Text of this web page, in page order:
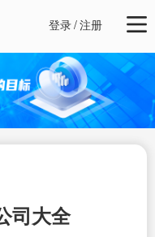
登录/注册
司大全